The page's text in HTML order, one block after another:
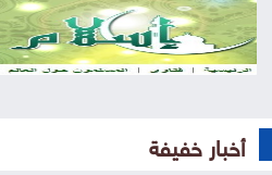
رصد إطلاق صواريخ حوثية تجاه
مهم بشأن توصيل الوجبات
البركاني
أخبار خفيفة